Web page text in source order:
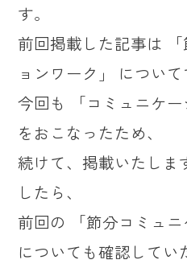
す。
前回掲載した記事は
ョンワーク」 について
今回も 「コミュニケ
をおこなったため、
続けて、掲載いたしま
したら、
前回の 「節分コミュニ
についても確認してい